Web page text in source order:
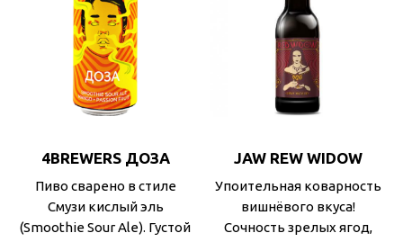
4BREWERS ДОЗА
Пиво сварено в стиле
Смузи кислый эль
(Smoothie Sour Ale). Густой
JAW REW WIDOW
Упоительная коварность
вишнёвого вкуса!
Сочность зрелых ягод,